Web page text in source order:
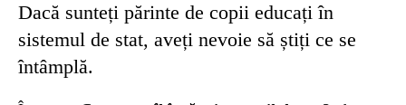
Dacă sunteți părinte de copii educați în
sistemul de stat, aveți nevoie să știți ce se
întâmplă.